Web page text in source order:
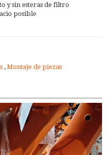
y sin esteras de filtro
posible
, Montaje de piezas